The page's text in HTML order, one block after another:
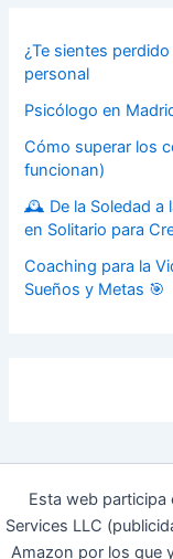
¿Te sientes
personal
Psicólogo en
Cómo superar los
funcionan)
🕰️ De la Soledad a
en Solitario para
Coaching para la
Sueños y Metas 🎯
Esta web participa
Services LLC
Amazon por los que